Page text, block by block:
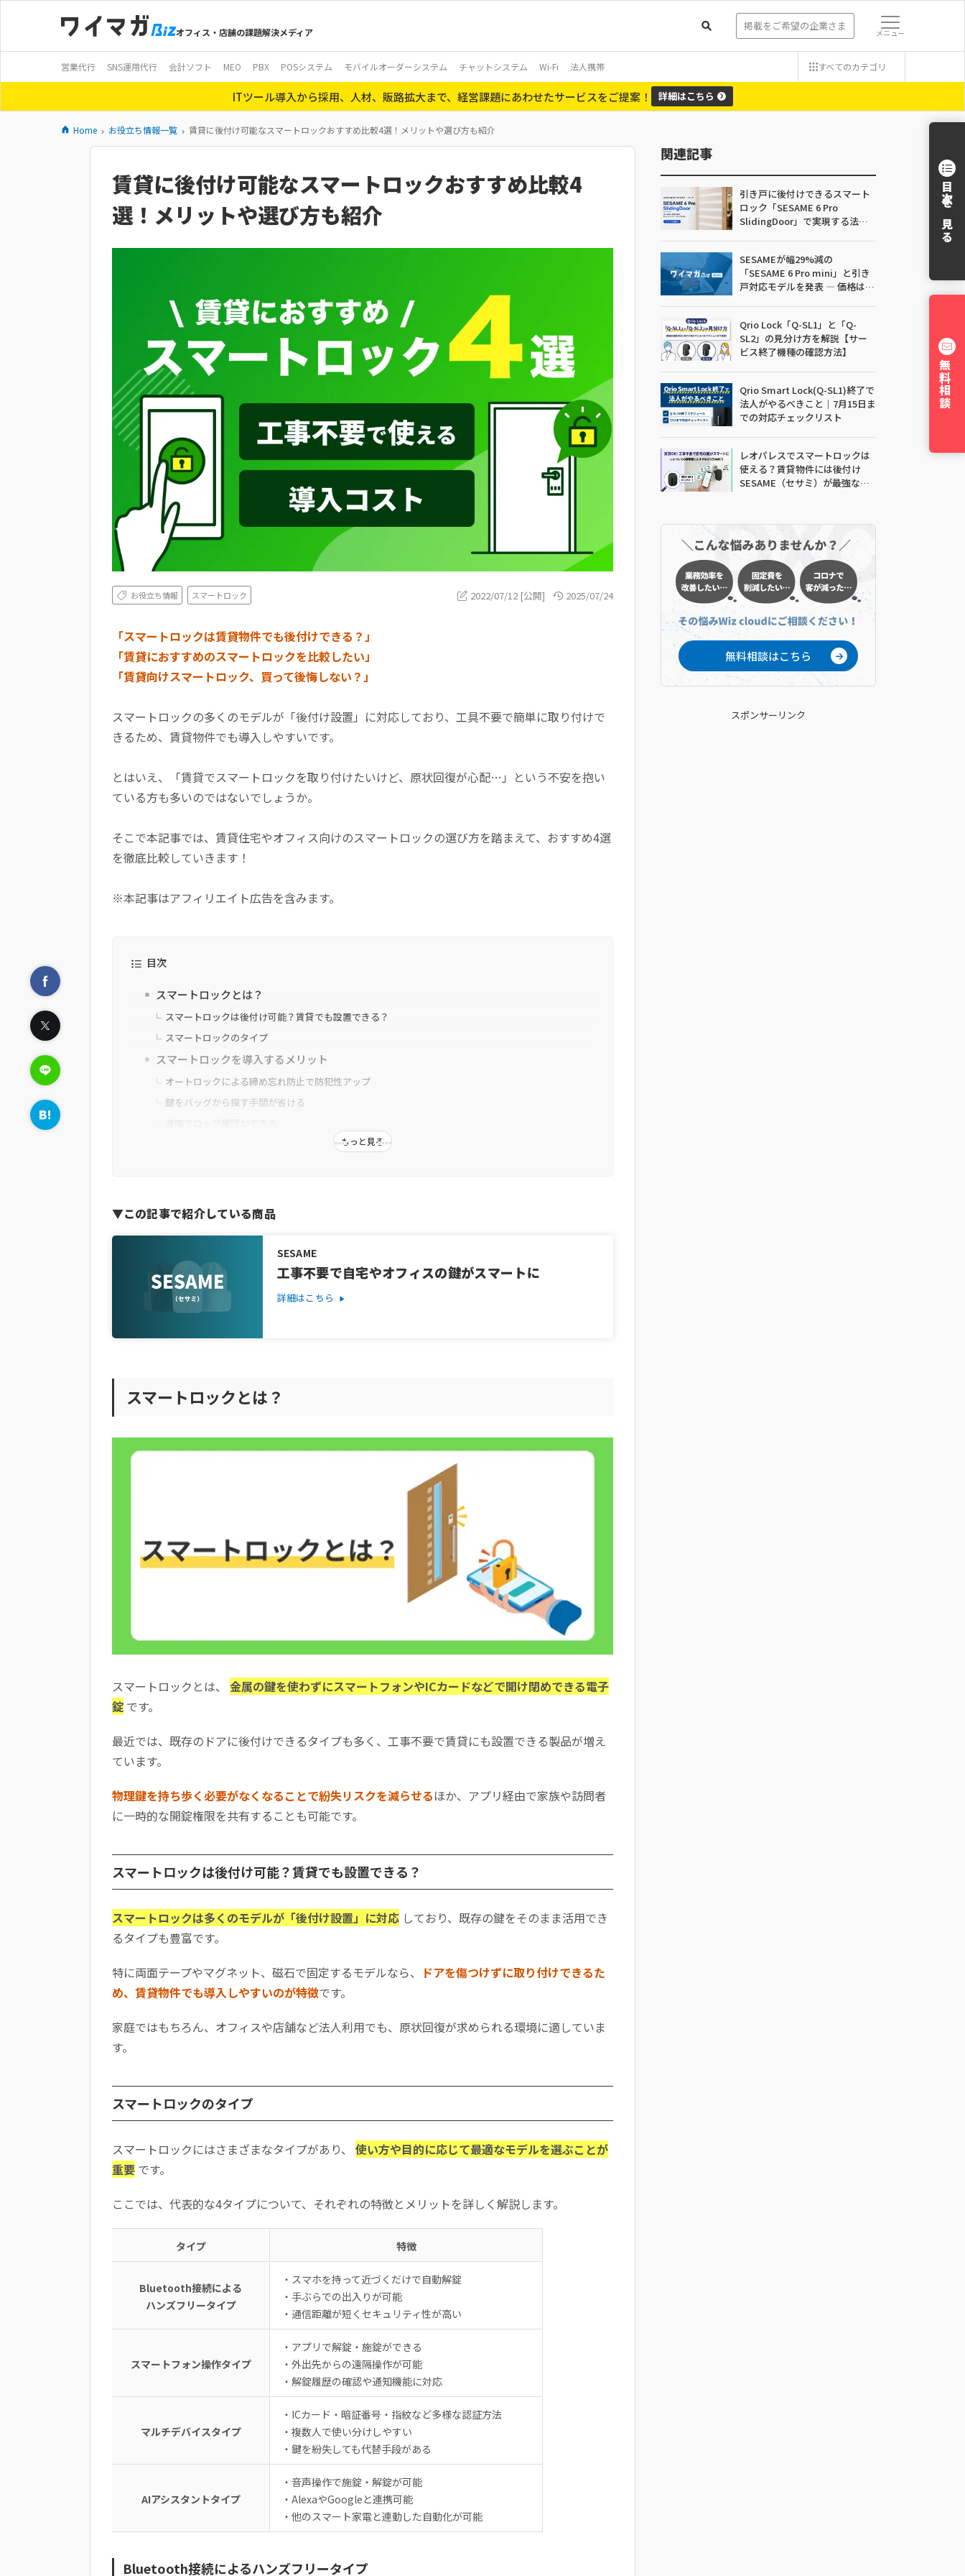
オフィス・店舗の課題解決メディア 掲載をご希望の企業さま メニュー
営業代行 SNS運用代行 会計ソフト MEO PBX POSシステム モバイルオーダーシステム チャットシステム Wi-Fi 法人携帯 すべてのカテゴリ
ITツール導入から採用、人材、販路拡大まで、経営課題にあわせたサービスをご提案！ 詳細はこちら
Home お役立ち情報一覧 賃貸に後付け可能なスマートロックおすすめ比較4選！メリットや選び方も紹介
目次を見る
賃貸に後付け可能なスマートロックおすすめ比較4
選！メリットや選び方も紹介
お役立ち情報 スマートロック 2022/07/12 [公開] 2025/07/24
「スマートロックは賃貸物件でも後付けできる？」
「賃貸におすすめのスマートロックを比較したい」
「賃貸向けスマートロック、買って後悔しない？」
スマートロックの多くのモデルが「後付け設置」に対応しており、工具不要で簡単に取り付けで
きるため、賃貸物件でも導入しやすいです。
とはいえ、「賃貸でスマートロックを取り付けたいけど、原状回復が心配…」という不安を抱い
ている方も多いのではないでしょうか。
そこで本記事では、賃貸住宅やオフィス向けのスマートロックの選び方を踏まえて、おすすめ4選
を徹底比較していきます！
※本記事はアフィリエイト広告を含みます。
目次
もっと見る
スマートロックとは？
スマートロックは後付け可能？賃貸でも設置できる？
スマートロックのタイプ
スマートロックを導入するメリット
オートロックによる締め忘れ防止で防犯性アップ
鍵をバッグから探す手間が省ける
スマートフォンのバッテリーが切れると操作できなくなる
セキュリティ侵害(ハッキング)のリスクが伴う
スマートロックの費用相場
賃貸向けスマートロックの選び方
取り付け方法は簡単か
施錠・解錠方法は自身に合っているか
サポート体制は万全か
​​​​​​​賃貸向けスマートロックに関するよくある質問
まとめ
▼この記事で紹介している商品
SESAME
工事不要で自宅やオフィスの鍵がスマートに
詳細はこちら
スマートロックとは？
スマートロックとは、 金属の鍵を使わずにスマートフォンやICカードなどで開け閉めできる電子
錠です。
最近では、既存のドアに後付けできるタイプも多く、工事不要で賃貸にも設置できる製品が増え
ています。
物理鍵を持ち歩く必要がなくなることで紛失リスクを減らせるほか、アプリ経由で家族や訪問者
に一時的な開錠権限を共有することも可能です。
スマートロックは後付け可能？賃貸でも設置できる？
スマートロックは多くのモデルが「後付け設置」に対応しており、既存の鍵をそのまま活用でき
るタイプも豊富です。
特に両面テープやマグネット、磁石で固定するモデルなら、
ドアを傷つけずに取り付けできるた
め、賃貸物件でも導入しやすいのが特徴です。
家庭ではもちろん、オフィスや店舗など法人利用でも、原状回復が求められる環境に適していま
す。
スマートロックのタイプ
スマートロックにはさまざまなタイプがあり、 使い方や目的に応じて最適なモデルを選ぶことが
重要です。
ここでは、代表的な4タイプについて、それぞれの特徴とメリットを詳しく解説します。
タイプ 特徴
Bluetooth接続による
ハンズフリータイプ
・スマホを持って近づくだけで自動解錠
・手ぶらでの出入りが可能
・通信距離が短くセキュリティ性が高い
スマートフォン操作タイプ
・アプリで解錠・施錠ができる
・外出先からの遠隔操作が可能
・解錠履歴の確認や通知機能に対応
マルチデバイスタイプ
・ICカード・暗証番号・指紋など多様な認証方法
・複数人で使い分けしやすい
・鍵を紛失しても代替手段がある
AIアシスタントタイプ
・音声操作で施錠・解錠が可能
・AlexaやGoogleと連携可能
・他のスマート家電と連動した自動化が可能
Bluetooth接続によるハンズフリータイプ
関連記事
引き戸に後付けできるスマート
ロック「SESAME 6 Pro
SlidingDoor」で実現する法人
SESAMEが幅29%減の
「SESAME 6 Pro mini」と引き
戸対応モデルを発表 ― 価格は
Qrio Lock「Q-SL1」と「Q-
SL2」の見分け方を解説【サー
ビス終了機種の確認方法】
Qrio Smart Lock(Q-SL1)終了で
法人がやるべきこと｜7月15日ま
での対応チェックリスト
レオパレスでスマートロックは
使える？賃貸物件には後付け
SESAME（セサミ）が最強な理
無料相談はこちら
スポンサーリンク
無料相談